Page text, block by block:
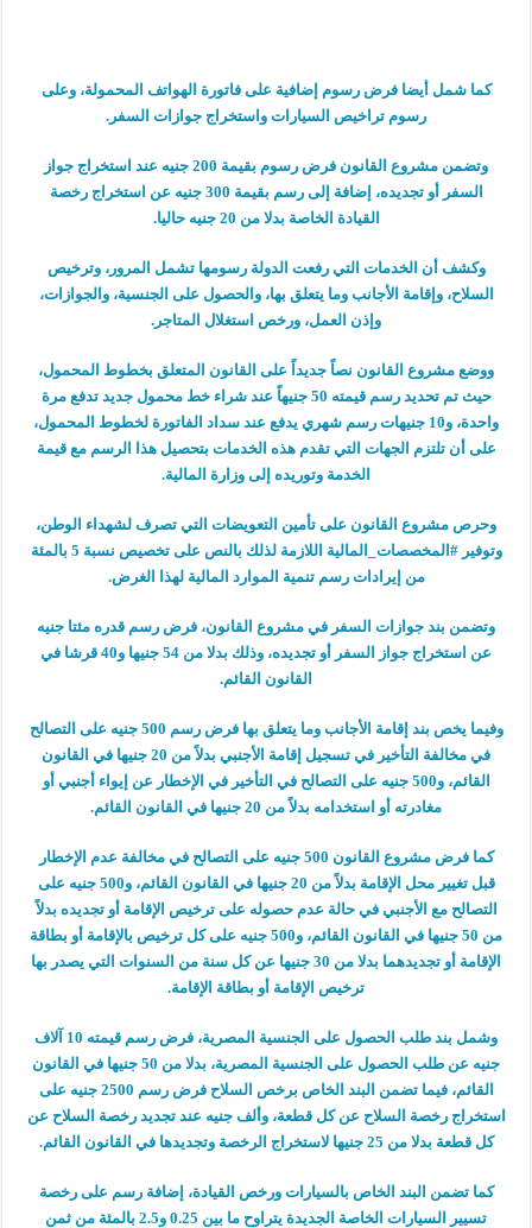
كما شمل أيضا فرض رسوم إضافية على فاتورة الهواتف المحمولة، وعلى
رسوم تراخيص السيارات واستخراج جوازات السفر.
وتضمن مشروع القانون فرض رسوم بقيمة 200 جنيه عند استخراج جواز
السفر أو تجديده، إضافة إلى رسم بقيمة 300 جنيه عن استخراج رخصة
القيادة الخاصة بدلا من 20 جنيه حاليا.
وكشف أن الخدمات التي رفعت الدولة رسومها تشمل المرور، وترخيص
السلاح، وإقامة الأجانب وما يتعلق بها، والحصول على الجنسية، والجوازات،
وإذن العمل، ورخص استغلال المتاجر.
ووضع مشروع القانون نصاً جديداً على القانون المتعلق بخطوط المحمول،
حيث تم تحديد رسم قيمته 50 جنيهاً عند شراء خط محمول جديد تدفع مرة
واحدة، و10 جنيهات رسم شهري يدفع عند سداد الفاتورة لخطوط المحمول،
على أن تلتزم الجهات التي تقدم هذه الخدمات بتحصيل هذا الرسم مع قيمة
الخدمة وتوريده إلى وزارة المالية.
وحرص مشروع القانون على تأمين التعويضات التي تصرف لشهداء الوطن،
وتوفير #المخصصات_المالية اللازمة لذلك بالنص على تخصيص نسبة 5 بالمئة
من إيرادات رسم تنمية الموارد المالية لهذا الغرض.
وتضمن بند جوازات السفر في مشروع القانون، فرض رسم قدره مئتا جنيه
عن استخراج جواز السفر أو تجديده، وذلك بدلا من 54 جنيها و40 قرشا في
القانون القائم.
وفيما يخص بند إقامة الأجانب وما يتعلق بها فرض رسم 500 جنيه على التصالح
في مخالفة التأخير في تسجيل إقامة الأجنبي بدلاً من 20 جنيها في القانون
القائم، و500 جنيه على التصالح في التأخير في الإخطار عن إيواء أجنبي أو
مغادرته أو استخدامه بدلاً من 20 جنيها في القانون القائم.
كما فرض مشروع القانون 500 جنيه على التصالح في مخالفة عدم الإخطار
قبل تغيير محل الإقامة بدلاً من 20 جنيها في القانون القائم، و500 جنيه على
التصالح مع الأجنبي في حالة عدم حصوله على ترخيص الإقامة أو تجديده بدلاً
من 50 جنيها في القانون القائم، و500 جنيه على كل ترخيص بالإقامة أو بطاقة
الإقامة أو تجديدهما بدلا من 30 جنيها عن كل سنة من السنوات التي يصدر بها
ترخيص الإقامة أو بطاقة الإقامة.
وشمل بند طلب الحصول على الجنسية المصرية، فرض رسم قيمته 10 آلاف
جنيه عن طلب الحصول على الجنسية المصرية، بدلا من 50 جنيها في القانون
القائم، فيما تضمن البند الخاص برخص السلاح فرض رسم 2500 جنيه على
استخراج رخصة السلاح عن كل قطعة، وألف جنيه عند تجديد رخصة السلاح عن
كل قطعة بدلا من 25 جنيها لاستخراج الرخصة وتجديدها في القانون القائم.
كما تضمن البند الخاص بالسيارات ورخص القيادة، إضافة رسم على رخصة
تسيير السيارات الخاصة الجديدة يتراوح ما بين 0.25 و2.5 بالمئة من ثمن